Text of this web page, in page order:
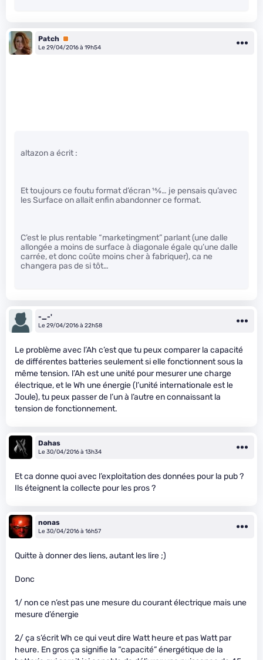
Patch Premium
Le 29/04/2016 à 19h54
altazon a écrit :
Et toujours ce foutu format d’écran16⁄9… je pensais qu’avec
les Surface on allait enfin abandonner ce format.
C’est le plus rentable “marketingment” parlant (une dalle
allongée a moins de surface à diagonale égale qu’une dalle
carrée, et donc coûte moins cher à fabriquer), ca ne
changera pas de si tôt…
-_-'
Le 29/04/2016 à 22h58
Le problème avec l’Ah c’est que tu peux comparer la capacité
de différentes batteries seulement si elle fonctionnent sous la
même tension. l’Ah est une unité pour mesurer une charge
électrique, et le Wh une énergie (l’unité internationale est le
Joule), tu peux passer de l’un à l’autre en connaissant la
tension de fonctionnement.
Dahas
Le 30/04/2016 à 13h34
Et ca donne quoi avec l’exploitation des données pour la pub ?
Ils éteignent la collecte pour les pros ?
nonas
Le 30/04/2016 à 16h57
Quitte à donner des liens, autant les lire ;)
Donc
1/ non ce n’est pas une mesure du courant électrique mais une
mesure d’énergie
2/ ça s’écrit Wh ce qui veut dire Watt heure et pas Watt par
heure. En gros ça signifie la “capacité” énergétique de la